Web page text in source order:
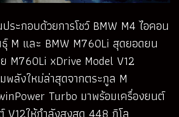
ระกอบด้วยการโชว์ BMW M4 ไอคอน
M และ BMW M760Li สุดยอดยน
M760Li xDrive Model V12
พลังใหม่ล่าสุดจากตระกูล M
Turbo มาพร้อมเครื่องยนต์